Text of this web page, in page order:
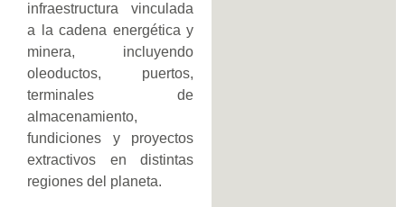
infraestructura vinculada
a la cadena energética y
minera, incluyendo
oleoductos, puertos,
terminales de
almacenamiento,
fundiciones y proyectos
extractivos en distintas
regiones del planeta.